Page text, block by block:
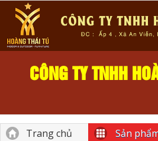
CÔNG TY TNHH
Trang chủ Sản